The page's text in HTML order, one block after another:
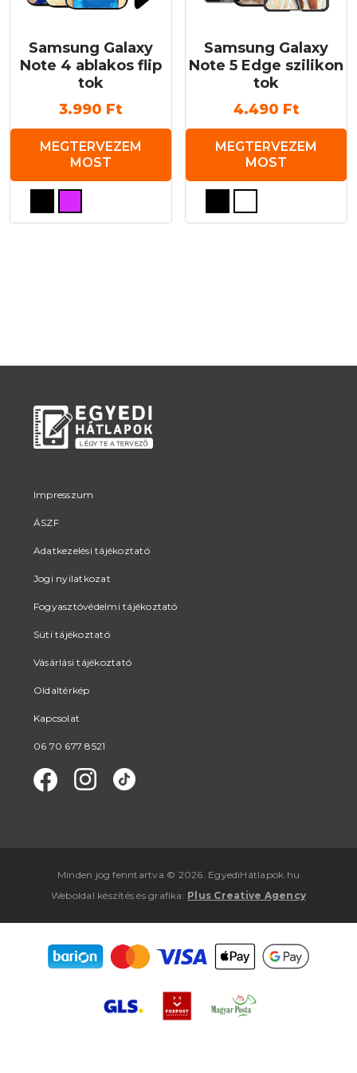
Samsung Galaxy
Note 4 ablakos flip
tok
3.990 Ft
MEGTERVEZEM
MOST
Ennek
terméknek
Samsung Galaxy
Note 5 Edge szilikon
tok
4.490 Ft
MEGTERVEZEM
MOST
Ennek
terméknek
Impresszum
ÁSZF
Adatkezelési tájékoztató
Jogi nyilatkozat
Fogyasztóvédelmi tájékoztató
Süti tájékoztató
Vásárlási tájékoztató
Oldaltérkép
Kapcsolat
06 70 677 8521
Minden jog fenntartva © 2026. EgyediHátlapok.hu
Weboldal készítés ésgrafika : Plus Creative Agency